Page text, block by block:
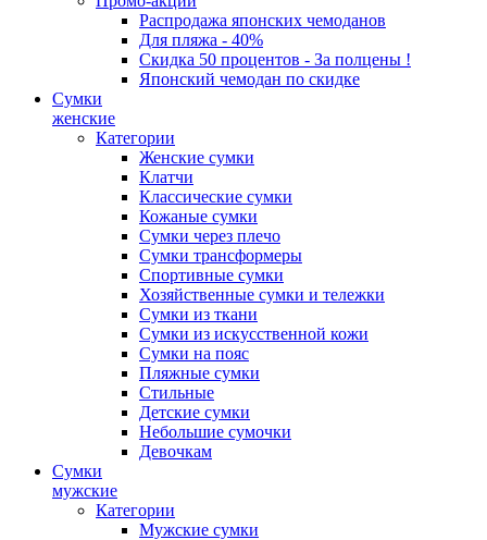
Распродажа японских чемоданов
Для пляжа - 40%
Скидка 50 процентов - За полцены !
Японский чемодан по скидке
Сумки
женские
Категории
Женские сумки
Клатчи
Классические сумки
Кожаные сумки
Сумки через плечо
Сумки трансформеры
Спортивные сумки
Хозяйственные сумки и тележки
Сумки из ткани
Сумки из искусственной кожи
Сумки на пояс
Пляжные сумки
Стильные
Детские сумки
Небольшие сумочки
Девочкам
Сумки
мужские
Категории
Мужские сумки